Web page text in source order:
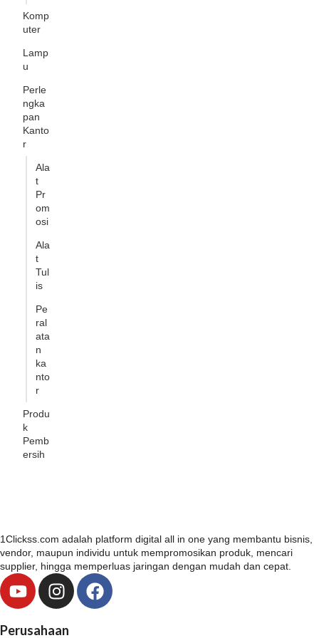
Komp
uter
Lamp
u
Perle
ngka
pan
Kanto
r
Ala
t
Pr
om
osi
Ala
t
Tul
is
Pe
ral
ata
n
ka
nto
r
Produ
k
Pemb
ersih
1Clickss.com adalah platform digital all in one yang membantu bisnis,
vendor, maupun individu untuk mempromosikan produk, mencari
supplier, hingga memperluas jaringan dengan mudah dan cepat.
Y
o
I
n
F
a
Perusahaan